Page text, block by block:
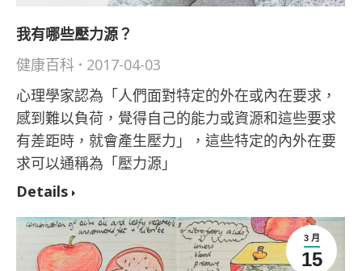
我有哪些壓力源？
健康百科
2017-04-03
心理學家認為「人們面對特定的外在或內在要求，
感到難以負荷，覺得自己的能力或資源和這些要求
有差距時，就會產生壓力」，這些特定的內外在要
求可以通稱為「壓力源」
Details
3 月
15